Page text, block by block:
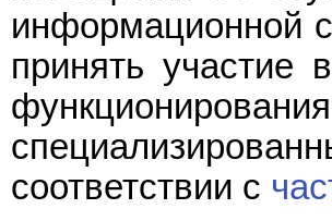
информационной
принять участие
соответствии с